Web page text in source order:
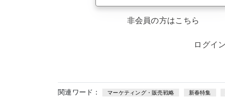
非会員の方はこちら
ログイ
関連ワード： マーケティング・販売戦略 新春特集